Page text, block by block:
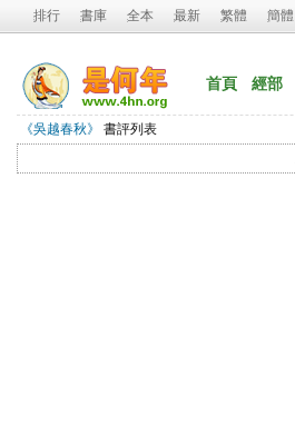
排行 書庫 全本 最新 繁體 簡體
首頁 經部
《吳越春秋》
書評列表